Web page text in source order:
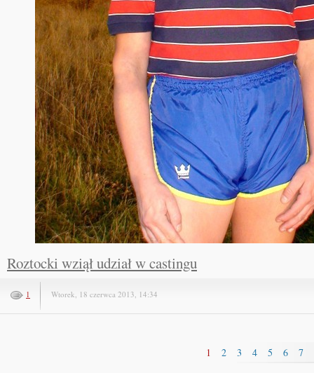
Roztocki wziął udział w castingu
1 Wtorek, 18 czerwca 2013, 14:34
1 2 3 4 5 6 7